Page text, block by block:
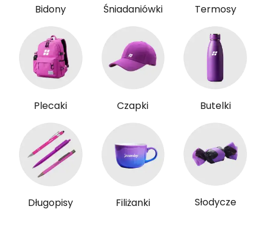
Bidony Śniadaniówki Termosy
Plecaki Czapki Butelki
Długopisy Filiżanki Słodycze